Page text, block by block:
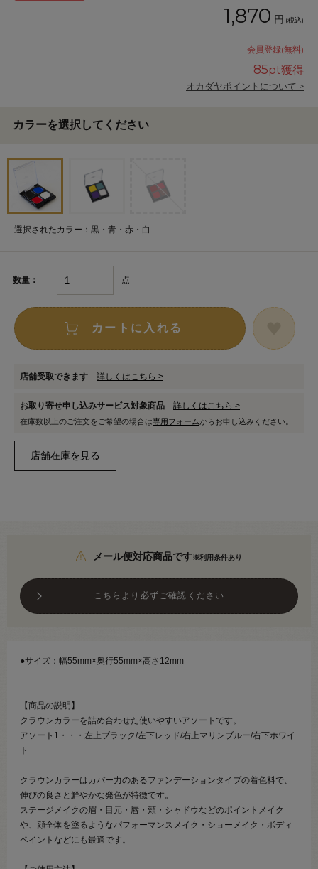
1,870 円 (税込)
会員登録(無料)
85pt獲得
オカダヤポイントについて >
カラーを選択してください
選択されたカラー：黒・青・赤・白
数量： 点
カートに入れる
店舗受取できます 詳しくはこちら >
お取り寄せ申し込みサービス対象商品 詳しくはこちら >
在庫数以上のご注文をご希望の場合は専用フォームからお申し込みください。
メール便対応商品です※利用条件あり
こちらより必ずご確認ください
●サイズ：幅55mm×奥行55mm×高さ12mm
【商品の説明】
クラウンカラーを詰め合わせた使いやすいアソートです。
アソート1・・・左上ブラック/左下レッド/右上マリンブルー/右下ホワイ
ト
クラウンカラーはカバー力のあるファンデーションタイプの着色料で、
伸びの良さと鮮やかな発色が特徴です。
ステージメイクの眉・目元・唇・頬・シャドウなどのポイントメイク
や、顔全体を塗るようなパフォーマンスメイク・ショーメイク・ボディ
ペイントなどにも最適です。